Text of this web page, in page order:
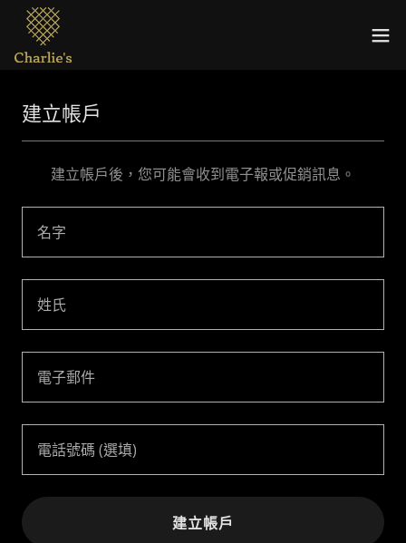
建立帳戶
建立帳戶後，您可能會收到電子報或促銷訊息。
建立帳戶